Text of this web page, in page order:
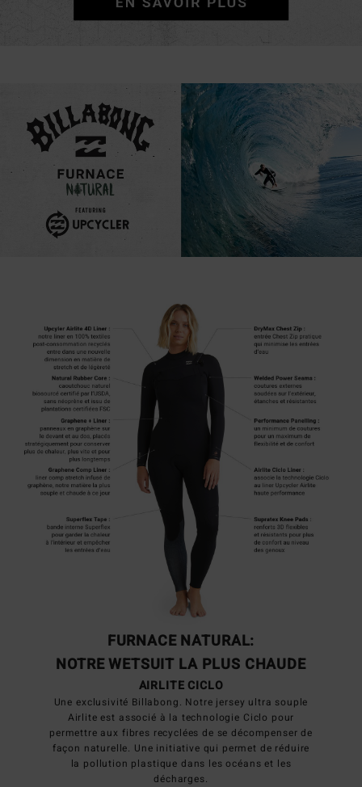
FURNACE NATURAL:
NOTRE WETSUIT LA PLUS CHAUDE
AIRLITE CICLO
Une exclusivité Billabong. Notre jersey ultra souple
Airlite est associé à la technologie Ciclo pour
permettre aux fibres recyclées de se décompenser de
façon naturelle. Une initiative qui permet de réduire
la pollution plastique dans les océans et les
décharges.